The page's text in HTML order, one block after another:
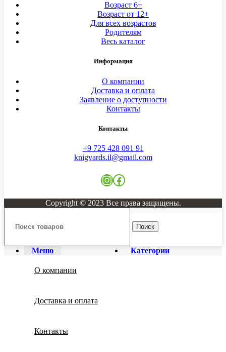
Возраст 6+
Возраст от 12+
Для всех возрастов
Родителям
Весь каталог
Информация
О компании
Доставка и оплата
Заявление о доступности
Контакты
Контакты
+9 725 428 091 91
knigvards.il@gmail.com
Copyright © 2023 Все права защищены.
Поиск
Категории
Меню
О компании
Доставка и оплата
Контакты